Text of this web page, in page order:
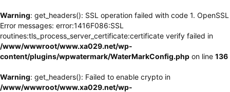
Warning: get_headers(): SSL operation failed with code 1. OpenSSL
Error messages: error:1416F086:SSL
routines:tls_process_server_certificate:certificate verify failed in
/www/wwwroot/www.xa029.net/wp-
content/plugins/wpwatermark/WaterMarkConfig.php on line 136
Warning: get_headers(): Failed to enable crypto in
/www/wwwroot/www.xa029.net/wp-